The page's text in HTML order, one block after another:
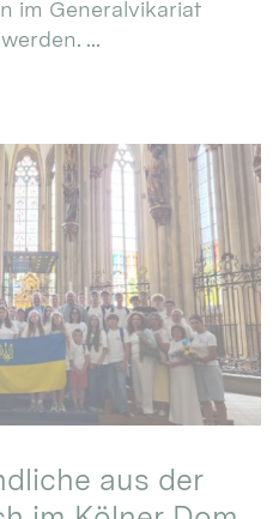
im Generalvikariat
...
aus der